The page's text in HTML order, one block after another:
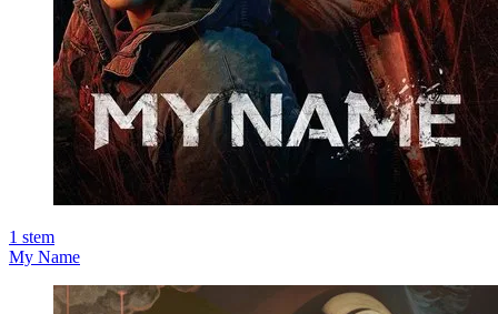
1 stem
My Name